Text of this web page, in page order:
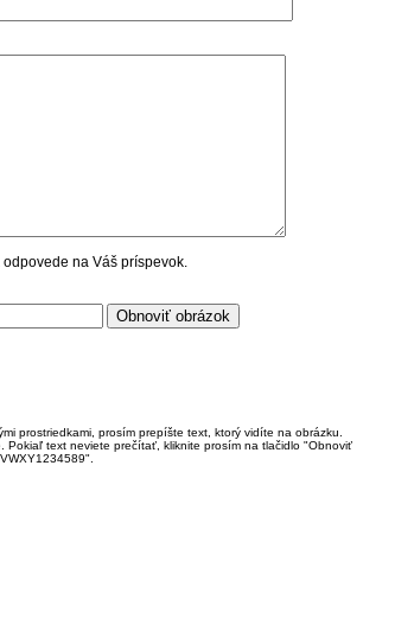
na Váš príspevok.
prostriedkami, prosím prepíšte text, ktorý vidíte na obrázku.
text neviete prečítať, kliknite prosím na tlačidlo "Obnoviť